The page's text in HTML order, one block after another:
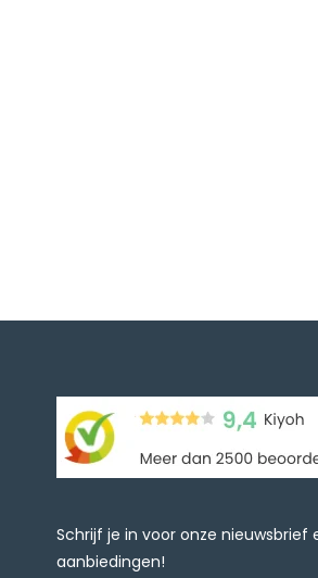
Schrijf je in voor onze
aanbiedingen!